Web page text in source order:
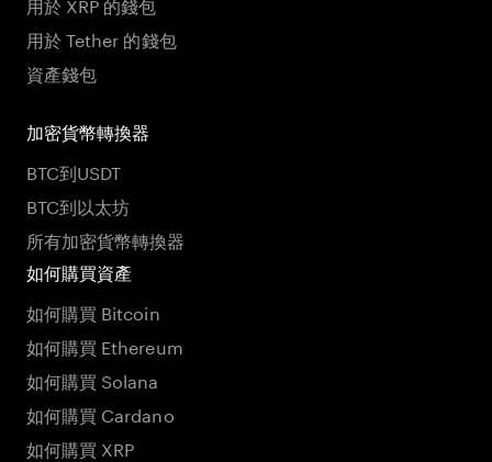
用於 Tether 的錢包
資產錢包
加密貨幣轉換器
BTC到USDT
BTC到以太坊
所有加密貨幣轉換器
如何購買資產
如何購買 Bitcoin
如何購買 Ethereum
如何購買 Solana
如何購買 Cardano
如何購買 XRP